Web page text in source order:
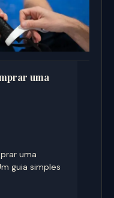
uma
uma
guia simples